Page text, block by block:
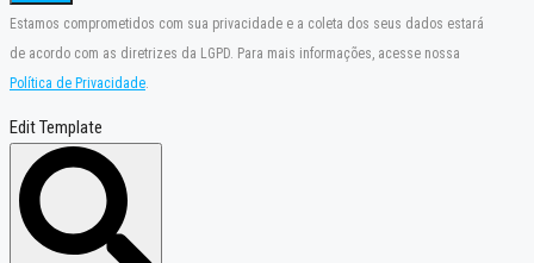
Estamos comprometidos com sua privacidade e a coleta dos seus dados estará
de acordo com as diretrizes da LGPD. Para mais informações, acesse nossa
Política de Privacidade.
Edit Template